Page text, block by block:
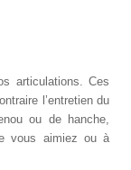
articulations. Ces
l’entretien du
ou de hanche,
vous aimiez ou à